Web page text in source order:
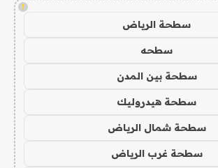
!
سطحة الرياض
سطحه
سطحة بين المدن
سطحة هيدروليك
سطحة شمال الرياض
سطحة غرب الرياض